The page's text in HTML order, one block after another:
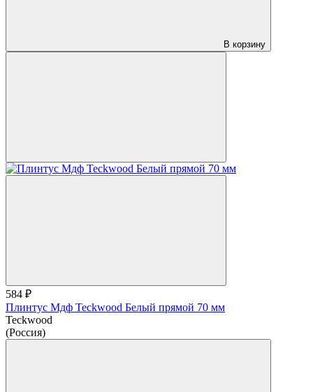
В корзину
584 ₽
Плинтус Мдф Teckwood Белый прямой 70 мм
Teckwood
(Россия)